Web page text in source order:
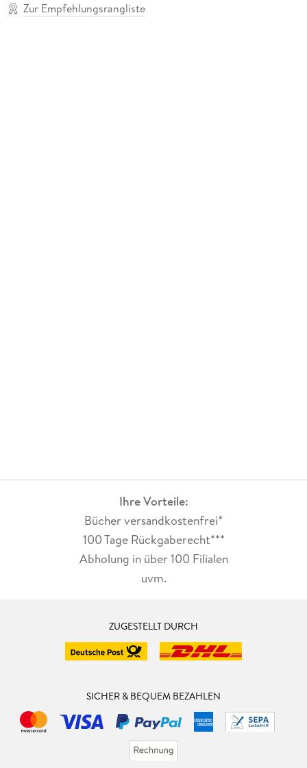
Zur Empfehlungsrangliste
Ihre Vorteile:
Bücher versandkostenfrei*
100 Tage Rückgaberecht***
Abholung in über 100 Filialen
uvm.
ZUGESTELLT DURCH
SICHER & BEQUEM BEZAHLEN